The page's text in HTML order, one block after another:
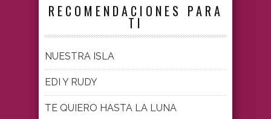
RECOMENDACIONES PARA
TI
NUESTRA ISLA
EDI Y RUDY
TE QUIERO HASTA LA LUNA